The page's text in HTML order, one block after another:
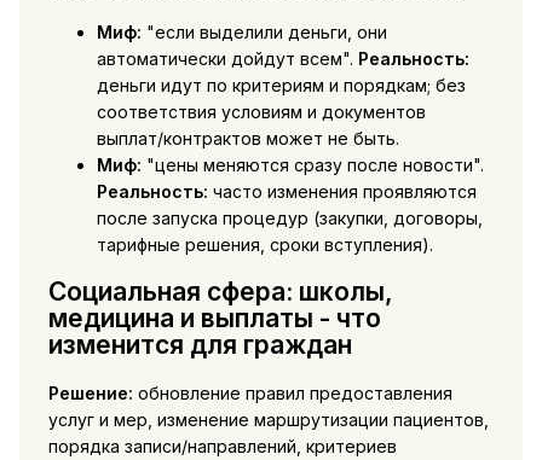
Миф: "если выделили деньги, они
автоматически дойдут всем". Реальность:
деньги идут по критериям и порядкам; без
соответствия условиям и документов
выплат/контрактов может не быть.
Миф: "цены меняются сразу после новости".
Реальность: часто изменения проявляются
после запуска процедур (закупки, договоры,
тарифные решения, сроки вступления).
Социальная сфера: школы,
медицина и выплаты - что
изменится для граждан
Решение: обновление правил предоставления
услуг и мер, изменение маршрутизации пациентов,
порядка записи/направлений, критериев